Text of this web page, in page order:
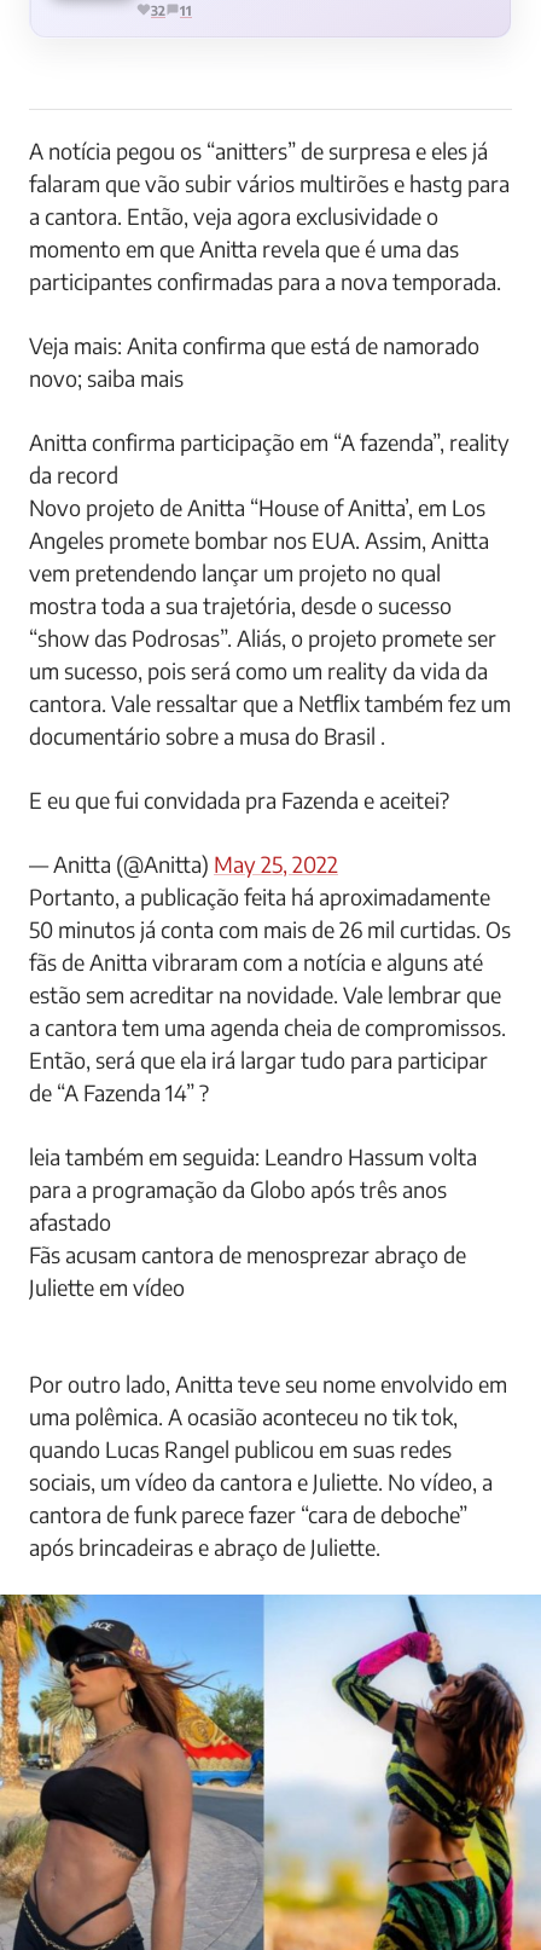
32 11
A notícia pegou os “anitters” de surpresa e eles já
falaram que vão subir vários multirões e hastg para
a cantora. Então, veja agora exclusividade o
momento em que Anitta revela que é uma das
participantes confirmadas para a nova temporada.
Veja mais: Anita confirma que está de namorado
novo; saiba mais
Anitta confirma participação em “A fazenda”, reality
da record
Novo projeto de Anitta “House of Anitta’, em Los
Angeles promete bombar nos EUA. Assim, Anitta
vem pretendendo lançar um projeto no qual
mostra toda a sua trajetória, desde o sucesso
“show das Podrosas”. Aliás, o projeto promete ser
um sucesso, pois será como um reality da vida da
cantora. Vale ressaltar que a Netflix também fez um
documentário sobre a musa do Brasil .
E eu que fui convidada pra Fazenda e aceitei?
— Anitta (@Anitta) May 25, 2022
Portanto, a publicação feita há aproximadamente
50 minutos já conta com mais de 26 mil curtidas. Os
fãs de Anitta vibraram com a notícia e alguns até
estão sem acreditar na novidade. Vale lembrar que
a cantora tem uma agenda cheia de compromissos.
Então, será que ela irá largar tudo para participar
de “A Fazenda 14” ?
leia também em seguida: Leandro Hassum volta
para a programação da Globo após três anos
afastado
Fãs acusam cantora de menosprezar abraço de
Juliette em vídeo
Por outro lado, Anitta teve seu nome envolvido em
uma polêmica. A ocasião aconteceu no tik tok,
quando Lucas Rangel publicou em suas redes
sociais, um vídeo da cantora e Juliette. No vídeo, a
cantora de funk parece fazer “cara de deboche”
após brincadeiras e abraço de Juliette.